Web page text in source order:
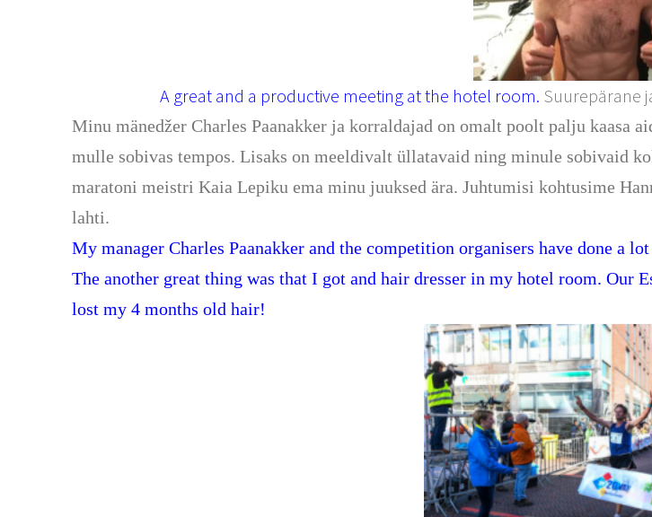
A great and a productive meeting at the hotel room. Suurepärane
Minu mänedžer Charles Paanakker ja korraldajad on omalt poolt palju kaasa
mulle sobivas tempos. Lisaks on meeldivalt üllatavaid ning minule sobivaid
maratoni meistri Kaia Lepiku ema minu juuksed ära. Juhtumisi kohtusime
lahti.
My manager Charles Paanakker and the competition organisers have done a
The another great thing was that I got and hair dresser in my hotel room. Our
lost my 4 months old hair!